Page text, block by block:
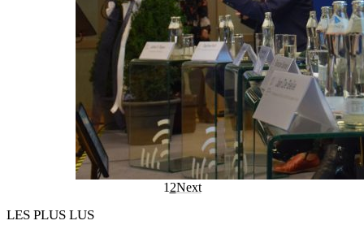
1 2Next
LES PLUS LUS